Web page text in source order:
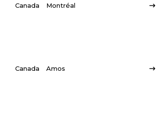
Canada Montréal
Canada Amos